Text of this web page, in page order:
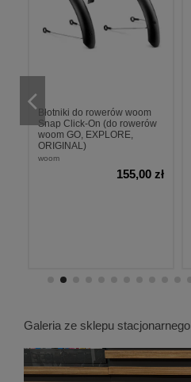
Błotniki do rowerów woom
Snap Click-On (do rowerów
woom GO, EXPLORE,
ORIGINAL)
woom
155,00 zł
Galeria ze sklepu stacjonarnego